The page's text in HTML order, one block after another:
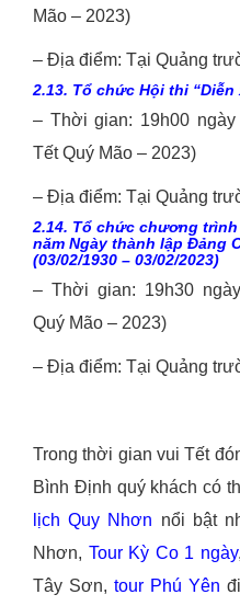
Mão – 2023)
– Địa điểm: Tại Quảng
2.13. Tổ chức Hội thi
– Thời gian: 19h00
Tết Quý Mão – 2023)
– Địa điểm: Tại Quảng
2.14. Tổ chức chương
năm Ngày thành lập Đảng
(03/02/1930 – 03/02/2023)
– Thời gian: 19h30
Quý Mão – 2023)
– Địa điểm: Tại Quảng
Trong thời gian vui Tết
Bình Định quý khách có
lịch Quy Nhơn nổi bật
Nhơn, Tour Kỳ Co 1 ngày
Tây Sơn,tour Phú Yên